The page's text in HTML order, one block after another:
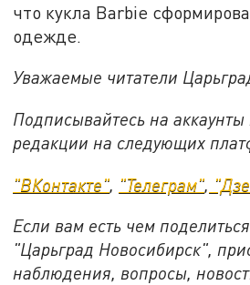
что кукла Barbie
одежде.
Уважаемые читатели
Подписывайтесь на аккаунты
редакции на следующих
"ВКонтакте" "Телеграм"
Если вам есть чем
"Царьград Новосибирск",
наблюдения, вопросы,